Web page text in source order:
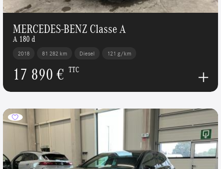
MERCEDES-BENZ Classe A
A 180 d
2018 81 282 km Diesel 121 g/km
17 890 € TTC